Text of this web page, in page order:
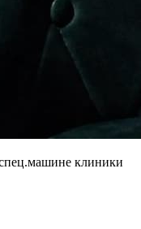
клиники